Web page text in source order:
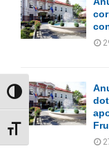
GLISOR NIVEL
GLISOR MĂRIME